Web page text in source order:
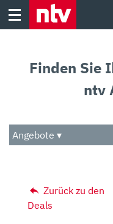
Skip
Audio
Das Beste
Finden Sie
ntv
Angebote ▾
Zurück zu den
Deals